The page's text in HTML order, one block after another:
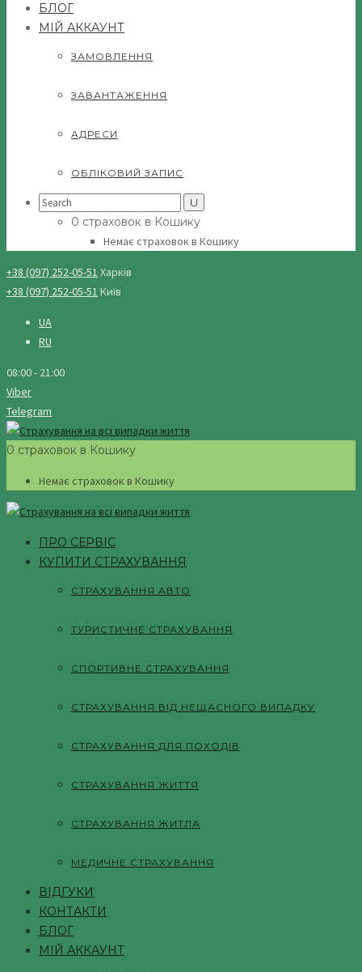
БЛОГ
МІЙ АККАУНТ
ЗАМОВЛЕННЯ
ЗАВАНТАЖЕННЯ
АДРЕСИ
ОБЛІКОВИЙ ЗАПИС
Search
0 страховок в Кошику
Немає страховок в Кошику
+38 (097) 252-05-51 Харків
+38 (097) 252-05-51 Київ
UA
RU
08:00 - 21:00
Viber
Telegram
0 страховок в Кошику
Немає страховок в Кошику
ПРО СЕРВІС
КУПИТИ СТРАХУВАННЯ
СТРАХУВАННЯ АВТО
ТУРИСТИЧНЕ СТРАХУВАННЯ
СПОРТИВНЕ СТРАХУВАННЯ
СТРАХУВАННЯ ВІД НЕЩАСНОГО ВИПАДКУ
СТРАХУВАННЯ ДЛЯ ПОХОДІВ
СТРАХУВАННЯ ЖИТТЯ
СТРАХУВАННЯ ЖИТЛА
МЕДИЧНЕ СТРАХУВАННЯ
ВІДГУКИ
КОНТАКТИ
БЛОГ
МІЙ АККАУНТ